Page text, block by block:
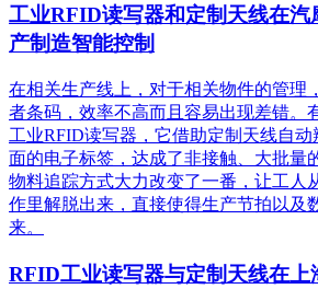
工业RFID读写器和定制天线在汽
产制造智能控制
在相关生产线上，对于相关物件的管理
者条码，效率不高而且容易出现差错。
工业RFID读写器，它借助定制天线自
面的电子标签，达成了非接触、大批量
物料追踪方式大力改变了一番，让工人
作里解脱出来，直接使得生产节拍以及
来。
RFID工业读写器与定制天线在上